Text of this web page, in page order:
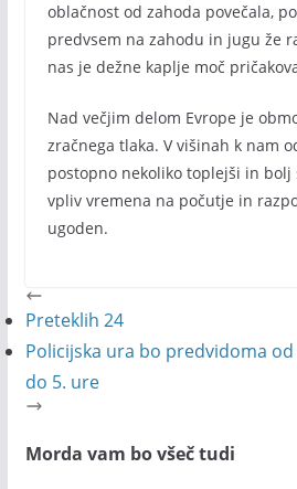
oblačnost od zahoda povečala,
predvsem na zahodu in jugu že
nas je dežne kaplje moč
Nad večjim delom Evrope je
zračnega tlaka. V višinah k nam
postopno nekoliko toplejši in bolj
vpliv vremena na počutje in
ugoden.
Preteklih 24
Policijska ura bo predvidoma
do 5. ure
Morda vam bo všeč tudi